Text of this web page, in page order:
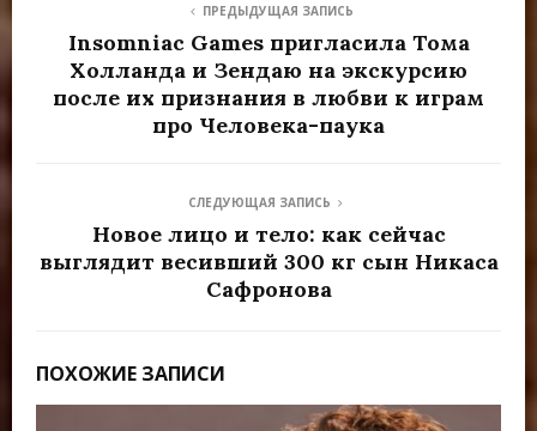
ПРЕДЫДУЩАЯ ЗАПИСЬ
Insomniac Games пригласила Тома
Холланда и Зендаю на экскурсию
после их признания в любви к играм
про Человека-паука
СЛЕДУЮЩАЯ ЗАПИСЬ
Новое лицо и тело: как сейчас
выглядит весивший 300 кг сын Никаса
Сафронова
ПОХОЖИЕ ЗАПИСИ